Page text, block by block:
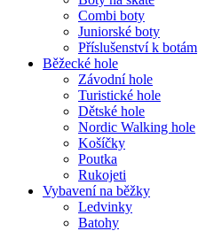
Combi boty
Juniorské boty
Příslušenství k botám
Běžecké hole
Závodní hole
Turistické hole
Dětské hole
Nordic Walking hole
Košíčky
Poutka
Rukojeti
Vybavení na běžky
Ledvinky
Batohy